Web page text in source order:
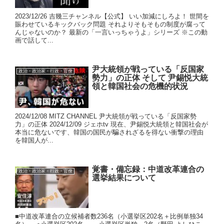
2023/12/26 吉幾三チャンネル【公式】 いい加減にしろよ！ 世間を
賑わせているキックバック問題 それよりそもそもの制度が腐って
んじゃないのか？ 最新の「一言いっちゃうよ」シリーズ ※この動
画で話して...
政治・政治家・行政・官僚
尹大統領が戦っている「反国家
勢力」の正体 そして 尹錫悦大統
領と韓国社会の危機的状況
2024/12/08 MITZ CHANNEL 尹大統領が戦っている「反国家勢
力」の正体 2024/12/09 ジェホtv 現在、尹錫悦大統領と韓国社会が
本当に危ないです、韓国の国民が騙されざるを得ない衝撃の理由
を韓国人が...
政治・政治家・行政・官僚
覚書・備忘録：中道改革連合の
選挙結果について
■中道改革連合の立候補者数236名（小選挙区202名＋比例単独34